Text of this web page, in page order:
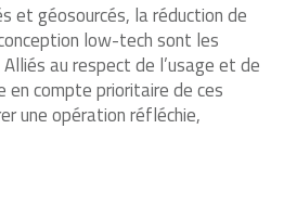
et géosourcés, la réduction de
low-tech sont les
au respect de l’usage et de
compte prioritaire de ces
une opération réfléchie,